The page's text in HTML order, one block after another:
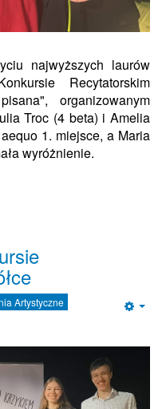
najwyższych laurów
Recytatorskim
organizowanym
Troc (4 beta) i Amelia
1. miejsce, a Maria
wyróżnienie.
Artystyczne